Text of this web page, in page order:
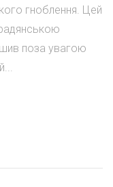
гноблення. Цей
поза увагою